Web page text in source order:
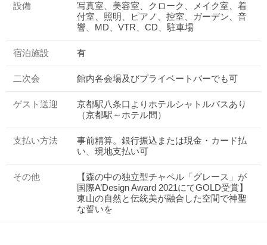
設備
写真室、美容室、クローク、メイク室、着
付室、照明、ピアノ、控室、ガーデン、音
響、MD、VTR、CD、駐車場
宿泊施設 有
二次会 館内各会場及びプライベートバーでも可
ゲスト送迎
京都駅八条口よりホテルシャトルバスあり
（京都駅～ホテル間）
支払い方法
事前精算。銀行振込または現金・カード払
い、現地支払い可
その他
【森の中の独立型チャペル「グレース」が
国際A’Design Award 2021にてGOLD受賞】
東山の自然と伝統美が融合した空間で神聖
な誓いを